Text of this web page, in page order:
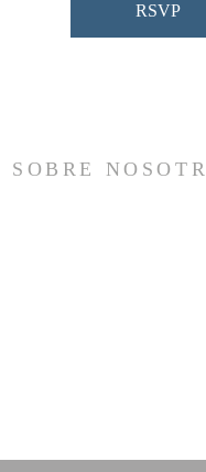
RSVP
SOBRE